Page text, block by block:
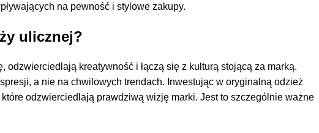
na pewność i stylowe zakupy.
ulicznej?
kreatywność i łączą się z kulturą stojącą za marką.
a nie na chwilowych trendach. Inwestując w oryginalną odzież
odzwierciedlają prawdziwą wizję marki. Jest to szczególnie ważne